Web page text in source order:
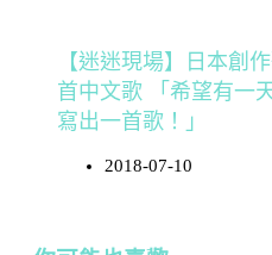
【迷迷現場】日本創
首中文歌 「希望有一
寫出一首歌！」
2018-07-10